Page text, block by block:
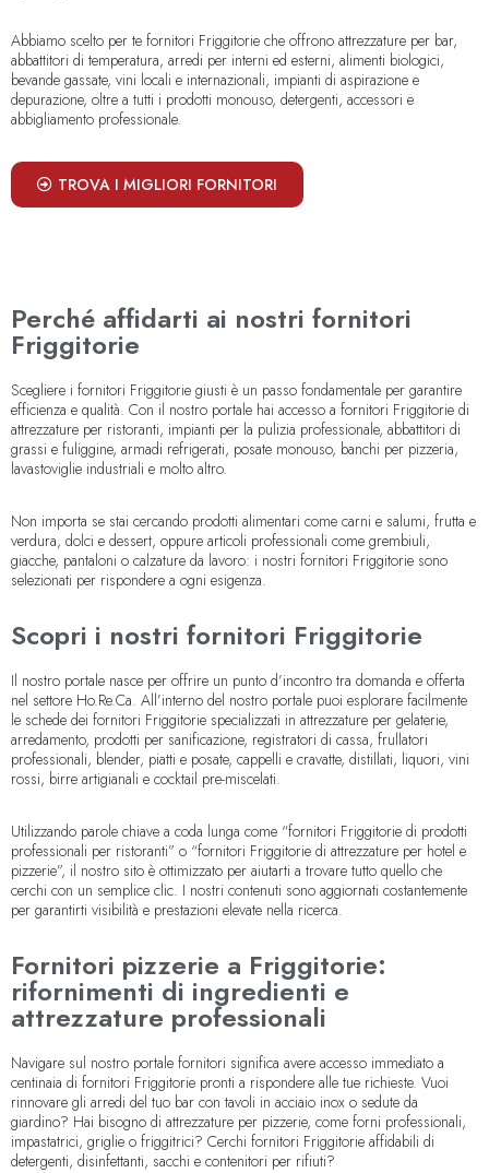
Abbiamo scelto per te fornitori Friggitorie che offrono attrezzature per bar,
abbattitori di temperatura, arredi per interni ed esterni, alimenti biologici,
bevande gassate, vini locali e internazionali, impianti di aspirazione e
depurazione, oltre a tutti i prodotti monouso, detergenti, accessori e
abbigliamento professionale.
TROVA I MIGLIORI FORNITORI
Perché affidarti ai nostri fornitori
Friggitorie
Scegliere i fornitori Friggitorie giusti è un passo fondamentale per garantire
efficienza e qualità. Con il nostro portale hai accesso a fornitori Friggitorie di
attrezzature per ristoranti, impianti per la pulizia professionale, abbattitori di
grassi e fuliggine, armadi refrigerati, posate monouso, banchi per pizzeria,
lavastoviglie industriali e molto altro.
Non importa se stai cercando prodotti alimentari come carni e salumi, frutta e
verdura, dolci e dessert, oppure articoli professionali come grembiuli,
giacche, pantaloni o calzature da lavoro: i nostri fornitori Friggitorie sono
selezionati per rispondere a ogni esigenza.
Scopri i nostri fornitori Friggitorie
Il nostro portale nasce per offrire un punto d’incontro tra domanda e offerta
nel settore Ho.Re.Ca. All’interno del nostro portale puoi esplorare facilmente
le schede dei fornitori Friggitorie specializzati in attrezzature per gelaterie,
arredamento, prodotti per sanificazione, registratori di cassa, frullatori
professionali, blender, piatti e posate, cappelli e cravatte, distillati, liquori, vini
rossi, birre artigianali e cocktail pre-miscelati.
Utilizzando parole chiave a coda lunga come “fornitori Friggitorie di prodotti
professionali per ristoranti” o “fornitori Friggitorie di attrezzature per hotel e
pizzerie”, il nostro sito è ottimizzato per aiutarti a trovare tutto quello che
cerchi con un semplice clic. I nostri contenuti sono aggiornati costantemente
per garantirti visibilità e prestazioni elevate nella ricerca.
Fornitori pizzerie a Friggitorie:
rifornimenti di ingredienti e
attrezzature professionali
Navigare sul nostro portale fornitori significa avere accesso immediato a
centinaia di fornitori Friggitorie pronti a rispondere alle tue richieste. Vuoi
rinnovare gli arredi del tuo bar con tavoli in acciaio inox o sedute da
giardino? Hai bisogno di attrezzature per pizzerie, come forni professionali,
impastatrici, griglie o friggitrici? Cerchi fornitori Friggitorie affidabili di
detergenti, disinfettanti, sacchi e contenitori per rifiuti?